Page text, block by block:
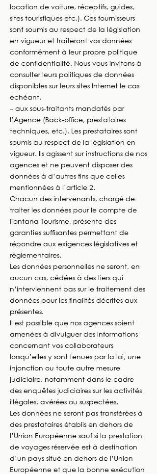
location de voiture, réceptifs, guides,
sites touristiques etc.). Ces fournisseurs
sont soumis au respect de la législation
en vigueur et traiteront vos données
conformément à leur propre politique
de confidentialité. Nous vous invitons à
consulter leurs politiques de données
disponibles sur leurs sites Internet le cas
échéant.
– aux sous-traitants mandatés par
l’Agence (Back-office, prestataires
techniques, etc.). Les prestataires sont
soumis au respect de la législation en
vigueur. Ils agissent sur instructions de nos
agences et ne peuvent disposer des
données à d’autres fins que celles
mentionnées à l’article 2.
Chacun des intervenants, chargé de
traiter les données pour le compte de
Fontana Tourisme, présente des
garanties suffisantes permettant de
répondre aux exigences législatives et
règlementaires.
Les données personnelles ne seront, en
aucun cas, cédées à des tiers qui
n’interviennent pas sur le traitement des
données pour les finalités décrites aux
présentes.
Il est possible que nos agences soient
amenées à divulguer des informations
concernant vos collaborateurs
lorsqu’elles y sont tenues par la loi, une
injonction ou toute autre mesure
judiciaire, notamment dans le cadre
des enquêtes judiciaires sur les activités
illégales, avérées ou suspectées.
Les données ne seront pas transférées à
des prestataires établis en dehors de
l’Union Européenne sauf si la prestation
de voyages réservée est à destination
d’un pays situé en dehors de l’Union
Européenne et que la bonne exécution